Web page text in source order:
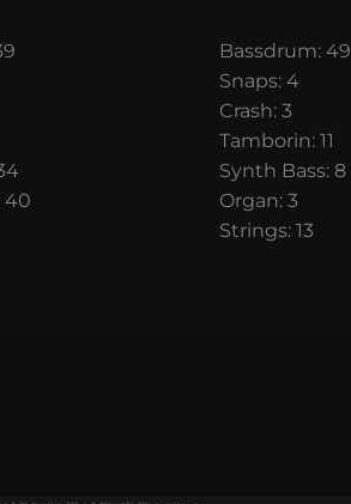
Bassdrum: 49
Snaps: 4
Crash: 3
Tamborin: 11
Synth Bass: 8
40
Organ: 3
Strings: 13